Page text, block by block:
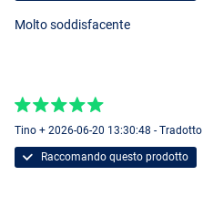
Molto soddisfacente
Tino + 2026-06-20 13:30:48 - Tradotto
Raccomando questo prodotto